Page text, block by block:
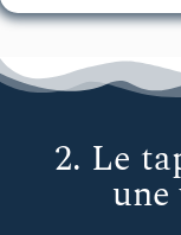
2. Le